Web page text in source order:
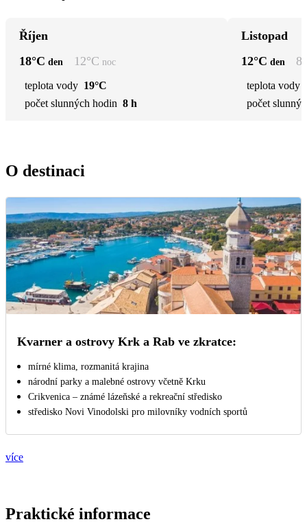
Říjen
18°C den 12°C noc
teplota vody 19°C
počet slunných hodin 8 h
Listopad
12°C den 8
teplota vody
počet
O destinaci
Kvarner a ostrovy Krk a Rab ve zkratce:
mírné klima, rozmanitá krajina
národní parky a malebné ostrovy včetně Krku
Crikvenica – známé lázeňské a rekreační středisko
středisko Novi Vinodolski pro milovníky vodních sportů
více
Praktické informace